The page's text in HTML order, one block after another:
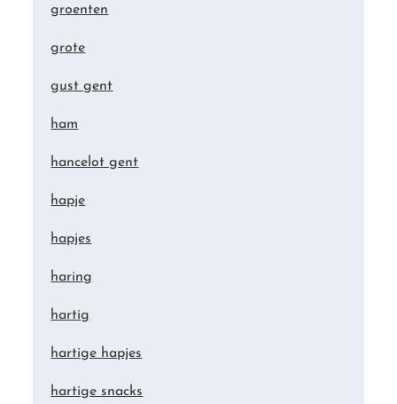
groenten
grote
gust gent
ham
hancelot gent
hapje
hapjes
haring
hartig
hartige hapjes
hartige snacks